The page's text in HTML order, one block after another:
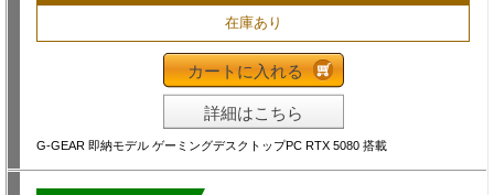
在庫あり
カートに入れる
詳細はこちら
G-GEAR 即納モデル ゲーミングデスクトップPC RTX 5080 搭載